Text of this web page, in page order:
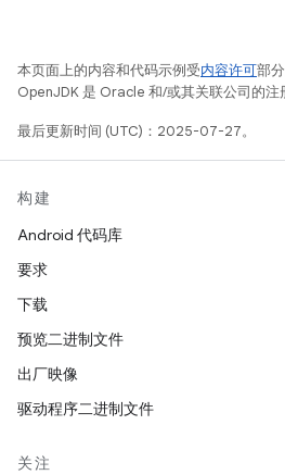
本页面上的内容和代码示例受内容许可部
OpenJDK 是 Oracle 和/或其关联公司的注
最后更新时间 (UTC)：2025-07-27。
构建
Android 代码库
要求
下载
预览二进制文件
出厂映像
驱动程序二进制文件
关注